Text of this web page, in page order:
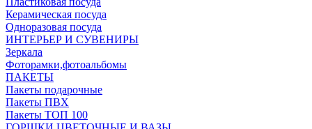
Керамическая посуда
Одноразовая посуда
ИНТЕРЬЕР И СУВЕНИРЫ
Зеркала
Фоторамки,фотоальбомы
ПАКЕТЫ
Пакеты подарочные
Пакеты ПВХ
Пакеты ТОП 100